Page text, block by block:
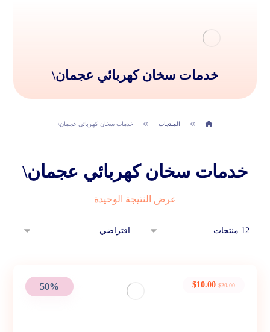
خدمات سخان كهربائي عجمان\
المنتجات خدمات سخان كهربائي عجمان\
خدمات سخان كهربائي عجمان\
عرض النتيجة الوحيدة
50% $20.00
$10.00